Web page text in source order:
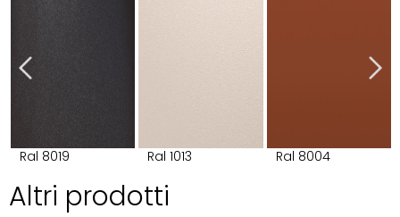
Ral 8019 Ral 1013 Ral 8004
Altri prodotti